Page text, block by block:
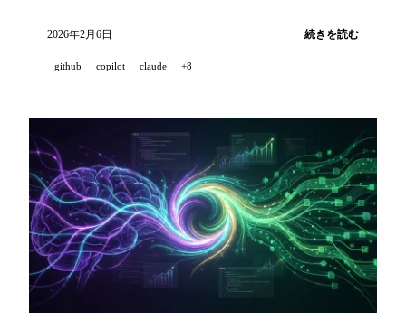
SDKをXcodeに統合、MistralがVoxtral Transcribe 2
調達。
2026年2月6日 続きを読む
github copilot claude +8